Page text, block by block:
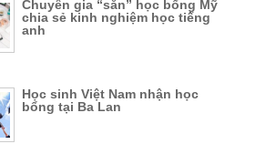
Chuyên gia “săn” học bổng Mỹ
chia sẻ kinh nghiệm học tiếng
anh
Học sinh Việt Nam nhận học
bổng tại Ba Lan